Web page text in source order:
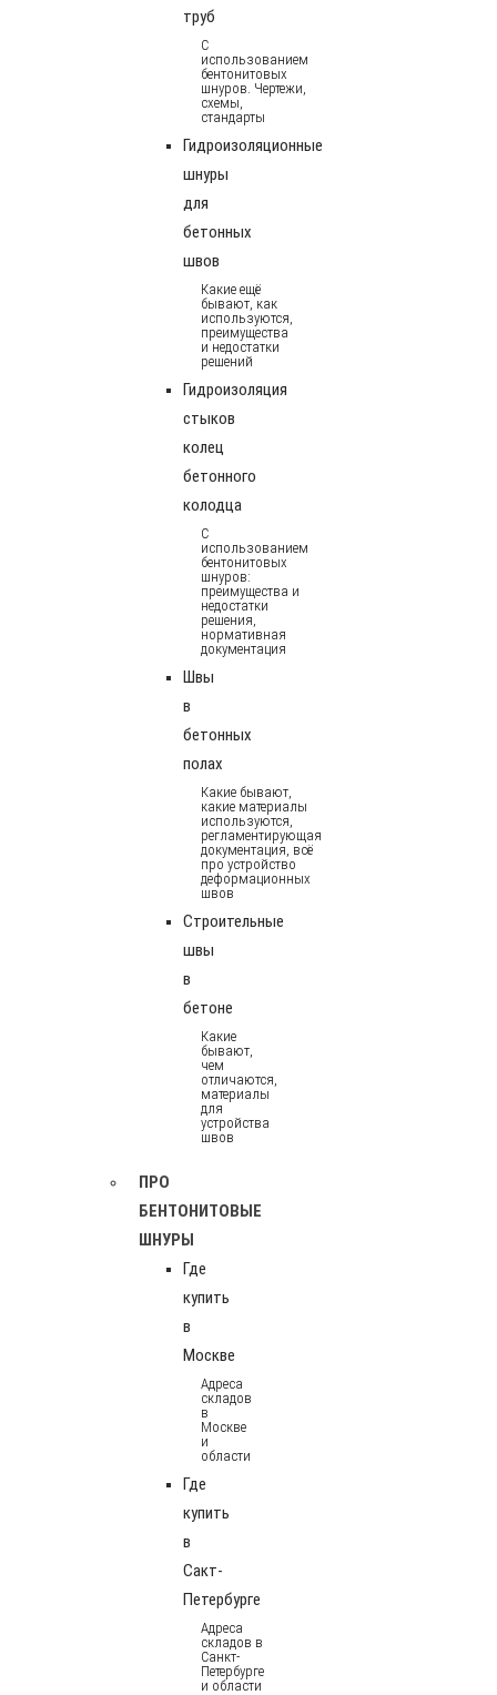
труб
С
использованием
бентонитовых
шнуров. Чертежи,
схемы,
стандарты
Гидроизоляционные
шнуры
для
бетонных
швов
Какие ещё
бывают, как
используются,
преимущества
и недостатки
решений
Гидроизоляция
стыков
колец
бетонного
колодца
С
использованием
бентонитовых
шнуров:
преимущества и
недостатки
решения,
нормативная
документация
Швы
в
бетонных
полах
Какие бывают,
какие материалы
используются,
регламентирующая
документация, всё
про устройство
деформационных
швов
Строительные
швы
в
бетоне
Какие
бывают,
чем
отличаются,
материалы
для
устройства
швов
ПРО
БЕНТОНИТОВЫЕ
ШНУРЫ
Где
купить
в
Москве
Адреса
складов
в
Москве
и
области
Где
купить
в
Сакт-
Петербурге
Адреса
складов в
Санкт-
Петербурге
и области